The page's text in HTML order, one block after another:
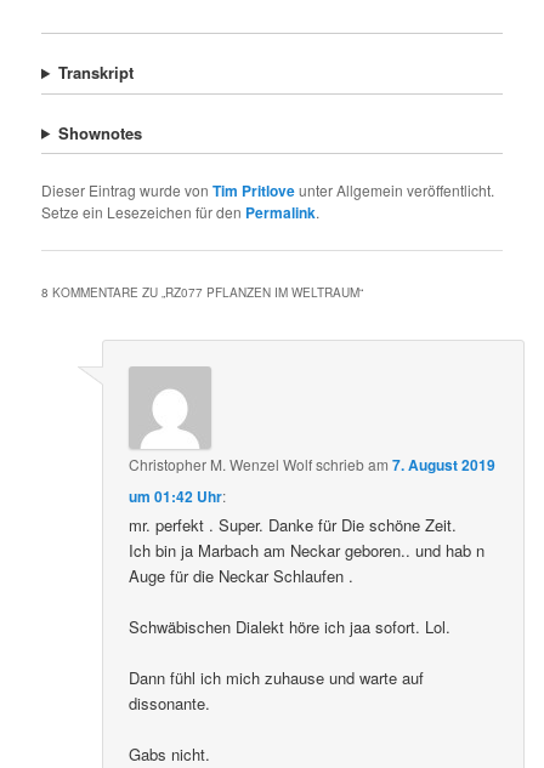
Transkript
Shownotes
Dieser Eintrag wurde vonTim Pritloveunter Allgemein veröffentlicht.
Setze ein Lesezeichen für den Permalink.
8 KOMMENTARE ZU „ RZ077 PFLANZEN IM WELTRAUM“
Christopher M. Wenzel Wolfschriebam7. August 2019
um 01:42 Uhr:
mr. perfekt . Super. Danke für Die schöne Zeit.
Ich bin ja Marbach am Neckar geboren.. und hab n
Auge für die Neckar Schlaufen .
Schwäbischen Dialekt höre ich jaa sofort. Lol.
Dann fühl ich mich zuhause und warte auf
dissonante.
Gabs nicht.